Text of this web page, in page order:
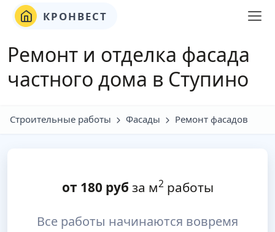
КРОНВЕСТ
Ремонт и отделка фасада
частного дома в Ступино
Строительные работы Фасады Ремонт фасадов
от 180руб за м2работы
Все работы начинаются вовремя